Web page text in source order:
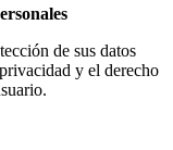
de sus datos
y el derecho